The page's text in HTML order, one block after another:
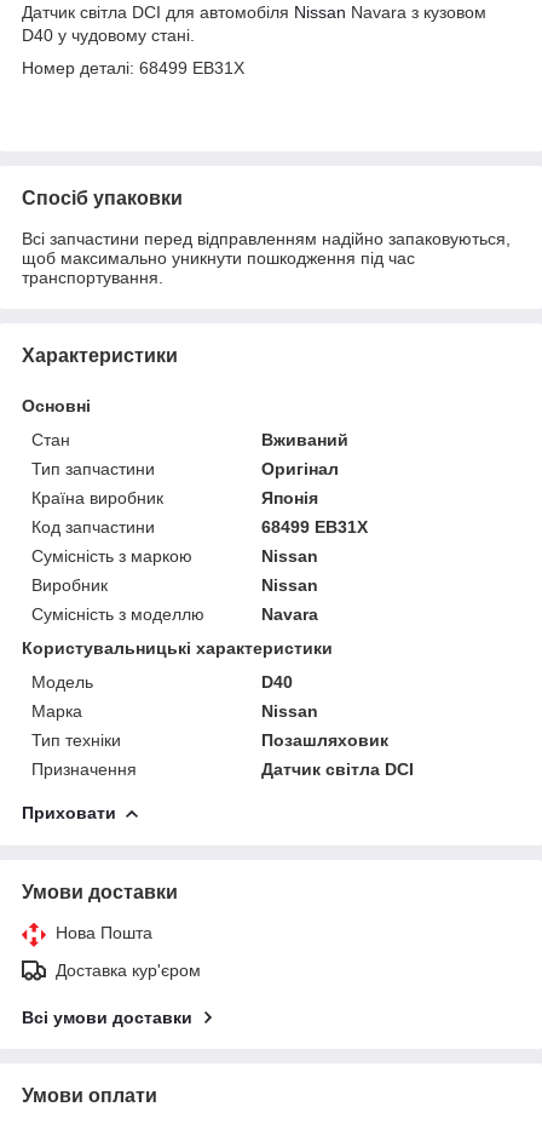
Датчик світла DCI для автомобіля Nissan Navara з кузовом
D40 у чудовому стані.
Номер деталі: 68499 EB31X
Спосіб упаковки
Всі запчастини перед відправленням надійно запаковуються,
щоб максимально уникнути пошкодження під час
транспортування.
Характеристики
Основні
Стан
Вживаний
Тип запчастини
Оригінал
Країна виробник
Японія
Код запчастини
68499 EB31X
Сумісність з маркою
Nissan
Виробник
Nissan
Сумісність з моделлю
Navara
Користувальницькі характеристики
Модель
D40
Марка
Nissan
Тип техніки
Позашляховик
Призначення
Датчик світла DCI
Приховати
Умови доставки
Нова Пошта
Доставка кур'єром
Всі умови доставки
Умови оплати